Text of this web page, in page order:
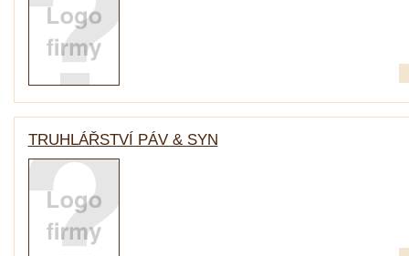
TRUHLÁŘSTVÍ PÁV & SYN